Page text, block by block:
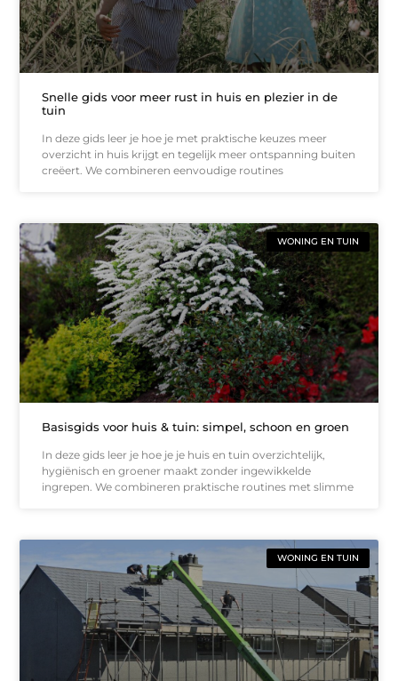
Snelle gids voor meer rust in huis en plezier in de
tuin
In deze gids leer je hoe je met praktische keuzes meer
overzicht in huis krijgt en tegelijk meer ontspanning buiten
creëert. We combineren eenvoudige routines
WONING EN TUIN
Basisgids voor huis & tuin: simpel, schoon en groen
In deze gids leer je hoe je je huis en tuin overzichtelijk,
hygiënisch en groener maakt zonder ingewikkelde
ingrepen. We combineren praktische routines met slimme
WONING EN TUIN